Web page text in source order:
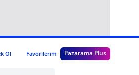
Ol Favorilerim Pazarama Plus